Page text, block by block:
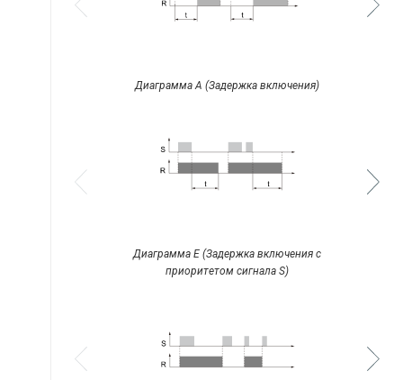
Диаграмма A (Задержка включения)
Диаграмма E (Задержка включения с
приоритетом сигнала S)